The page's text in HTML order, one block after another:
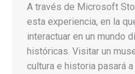
A través de Microsoft
esta experiencia, en la
interactuar en un mundo
históricas. Visitar un
cultura e historia pasará